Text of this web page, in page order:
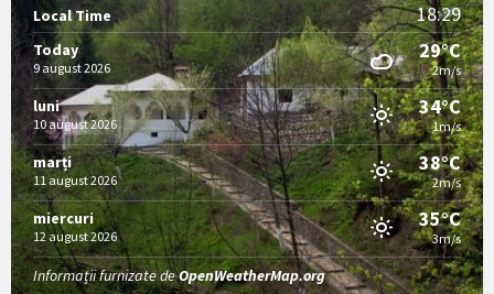
Local Time 18:29
Today
9 august 2026
29°C
2m/s
luni
10 august 2026
34°C
1m/s
marți
11 august 2026
38°C
2m/s
miercuri
12 august 2026
35°C
3m/s
Informații furnizate deOpenWeatherMap.org